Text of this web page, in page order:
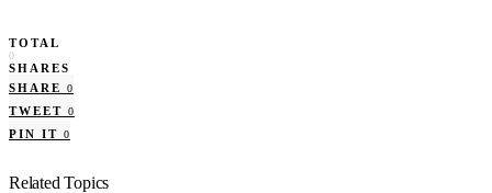
TOTAL
0
SHARES
SHARE
0
TWEET 0
PIN IT 0
Related Topics